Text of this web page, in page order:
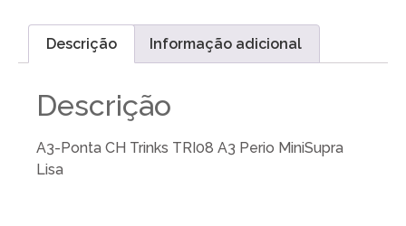
Descrição Informação adicional
Descrição
A3-Ponta CH Trinks TRI08 A3 Perio MiniSupra
Lisa